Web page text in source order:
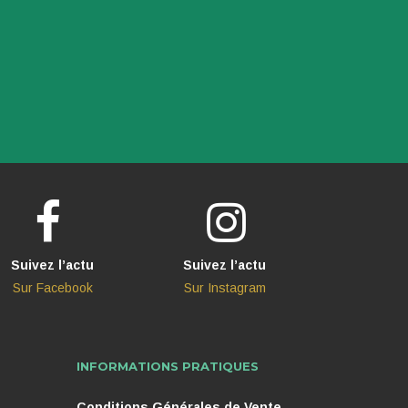
Suivez l’actu
Sur Facebook
Suivez l’actu
Sur Instagram
INFORMATIONS PRATIQUES